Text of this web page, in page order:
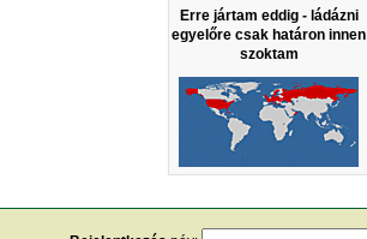
Erre jártam eddig - ládázni
egyelőre csak határon innen
szoktam